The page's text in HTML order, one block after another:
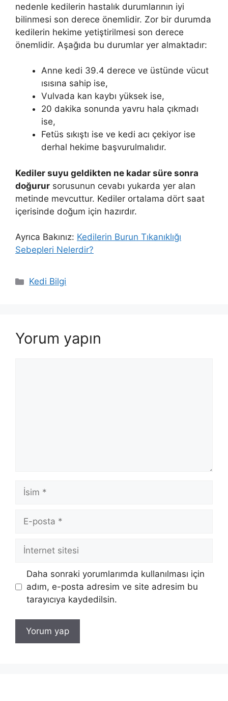
nedenle kedilerin hastalık durumlarının iyi
bilinmesi son derece önemlidir. Zor bir durumda
kedilerin hekime yetiştirilmesi son derece
önemlidir. Aşağıda bu durumlar yer almaktadır:
Anne kedi 39.4 derece ve üstünde vücut
ısısına sahip ise,
Vulvada kan kaybı yüksek ise,
20 dakika sonunda yavru hala çıkmadı
ise,
Fetüs sıkıştı ise ve kedi acı çekiyor ise
derhal hekime başvurulmalıdır.
Kediler suyu geldikten ne kadar süre sonra
doğurur sorusunun cevabı yukarda yer alan
metinde mevcuttur. Kediler ortalama dört saat
içerisinde doğum için hazırdır.
Ayrıca Bakınız: Kedilerin Burun Tıkanıklığı
Sebepleri Nelerdir?
Kategoriler
Kedi Bilgi
Yorum yapın
İsim
posta
İnternet
Daha sonraki yorumlarımda kullanılması için
adım, e-posta adresim ve site adresim bu
tarayıcıya kaydedilsin.